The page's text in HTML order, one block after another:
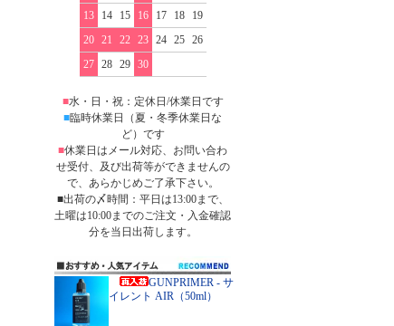
13
14 15 16 17 18
19
20
21 22 23 24 25
26
27
28 29 30
■水・日・祝：定休日/休業日です
■臨時休業日（夏・冬季休業日な
ど）です
■休業日はメール対応、お問い合わ
せ受付、及び出荷等ができませんの
で、あらかじめご了承下さい。
■出荷の〆時間：平日は13:00まで、
土曜は10:00までのご注文・入金確認
分を当日出荷します。
GUNPRIMER - サ
イレント AIR（50ml）